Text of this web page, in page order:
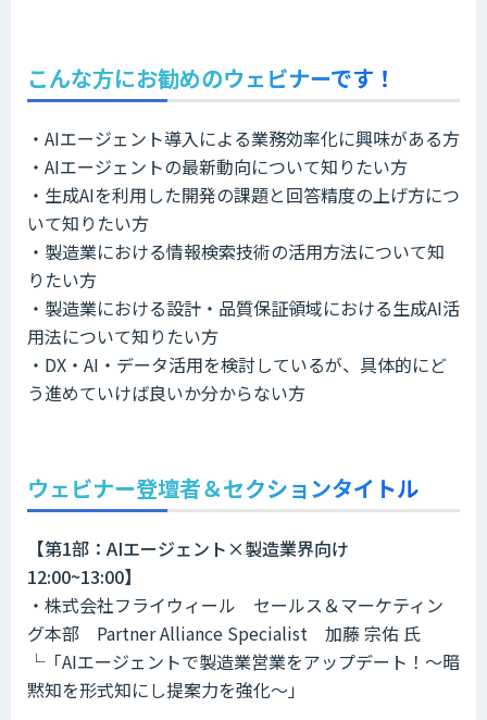
こんな方にお勧めのウェビナーです！
・AIエージェント導入による業務効率化に興味がある方
・AIエージェントの最新動向について知りたい方
・生成AIを利用した開発の課題と回答精度の上げ方につ
いて知りたい方
・製造業における情報検索技術の活用方法について知
りたい方
・製造業における設計・品質保証領域における生成AI活
用法について知りたい方
・DX・AI・データ活用を検討しているが、具体的にど
う進めていけば良いか分からない方
ウェビナー登壇者＆セクションタイトル
【第1部：AIエージェント×製造業界向け
12:00~13:00】
・株式会社フライウィール セールス＆マーケティン
グ本部 Partner Alliance Specialist 加藤 宗佑 氏
└「AIエージェントで製造業営業をアップデート！〜暗
黙知を形式知にし提案力を強化〜」